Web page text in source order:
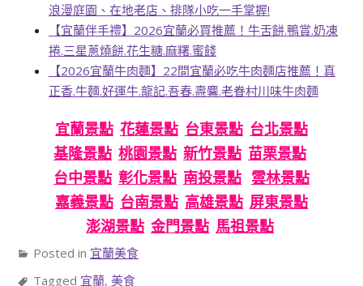
浪漫庭園、在地老店、排隊小吃一手掌握!
【宜蘭伴手禮】2026宜蘭必買推薦！牛舌餅.鴨賞.奶凍
捲.三星蔥燒餅.花生糖.麻糬.蜜餞
【2026宜蘭牛肉麵】22間宜蘭必吃牛肉麵店推薦！真
正香.牛麵.好運牛.龍記.吾春.燾麘.老眷村川味牛肉麵
宜蘭景點 花蓮景點 台東景點 台北景點
基隆景點 桃園景點 新竹景點 苗栗景點
台中景點 彰化景點 南投景點 雲林景點
嘉義景點 台南景點 高雄景點 屏東景點
澎湖景點 金門景點 馬祖景點
Posted in 宜蘭美食
Tagged 宜蘭, 美食